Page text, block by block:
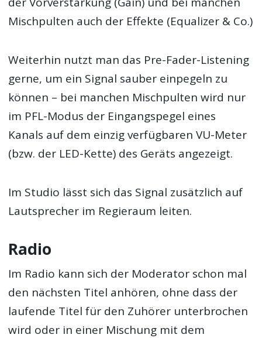
Mischpulten auch der Effekte (Equalizer & Co.)
Weiterhin nutzt man das Pre-Fader-Listening
gerne, um ein Signal sauber einpegeln zu
können – bei manchen Mischpulten wird nur
im PFL-Modus der Eingangspegel eines
Kanals auf dem einzig verfügbaren VU-Meter
(bzw. der LED-Kette) des Geräts angezeigt.
Im Studio lässt sich das Signal zusätzlich auf
Lautsprecher im Regieraum leiten.
Radio
Im Radio kann sich der Moderator schon mal
den nächsten Titel anhören, ohne dass der
laufende Titel für den Zuhörer unterbrochen
wird oder in einer Mischung mit dem